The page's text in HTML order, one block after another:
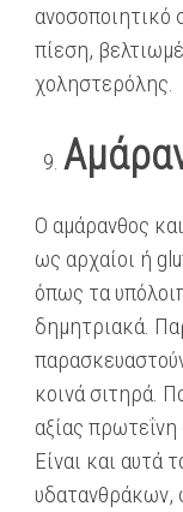
ανοσοποιητικό
πίεση,
χοληστερόλης.
Ο αμάρανθος
ως αρχαίοι ή
όπως τα
δημητριακά.
κοινά σιτηρά.
αξίας
Είναι και αυτά
υδατανθράκων,